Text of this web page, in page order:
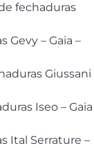
fechaduras
Gevy – Gaia –
Giussani
Iseo – Gaia
Ital Serrature –